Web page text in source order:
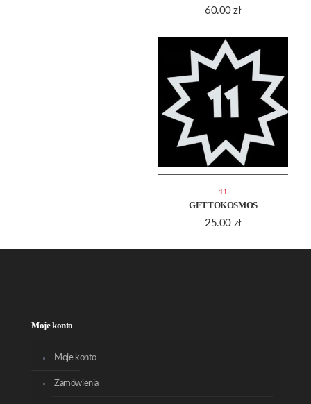
60.00zł
GETTOKOSMOS
25.00 zł
11
Moje konto
Moje konto
Zamówienia